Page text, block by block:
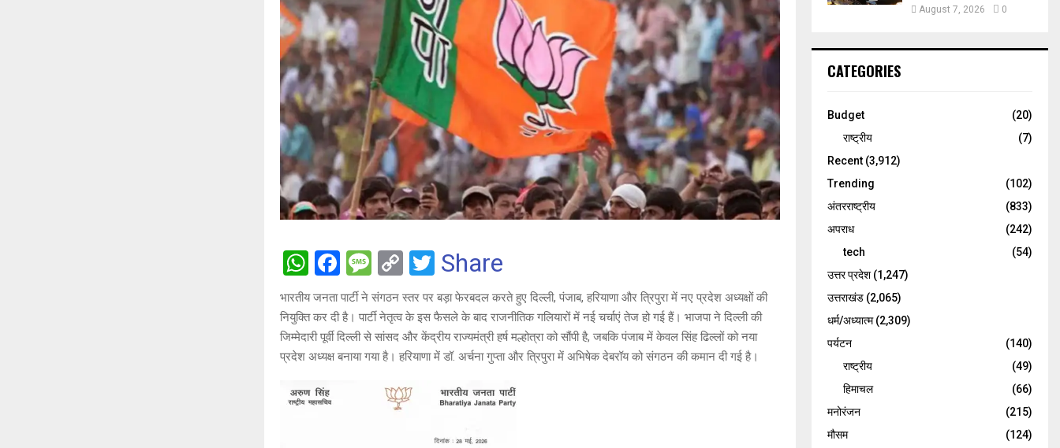
W
h
at
s
A
p
p
F
a
ce
b
o
M
es
s
a
g
C
o
py
Li
n
k
T
wi
tt
er
Share
भारतीय जनता पार्टी ने संगठन स्तर पर बड़ा फेरबदल करते हुए दिल्ली, पंजाब, हरियाणा और त्रिपुरा में नए प्रदेश अध्यक्षों की
नियुक्ति कर दी है। पार्टी नेतृत्व के इस फैसले के बाद राजनीतिक गलियारों में नई चर्चाएं तेज हो गई हैं। भाजपा ने दिल्ली की
जिम्मेदारी पूर्वी दिल्ली से सांसद और केंद्रीय राज्यमंत्री हर्ष मल्होत्रा को सौंपी है, जबकि पंजाब में केवल सिंह ढिल्लों को नया
प्रदेश अध्यक्ष बनाया गया है। हरियाणा में डॉ. अर्चना गुप्ता और त्रिपुरा में अभिषेक देबरॉय को संगठन की कमान दी गई है।
August 7, 2026 0
CATEGORIES
Budget
(20)
राष्ट्रीय
(7)
Recent (3,912)
Trending
(102)
अंतरराष्ट्रीय
(833)
अपराध
(242)
tech
(54)
उत्तर प्रदेश(1,247)
उत्तराखंड (2,065)
धर्म/अध्यात्म(2,309)
पर्यटन
(140)
राष्ट्रीय
(49)
हिमाचल
(66)
मनोरंजन
(215)
मौसम
(124)